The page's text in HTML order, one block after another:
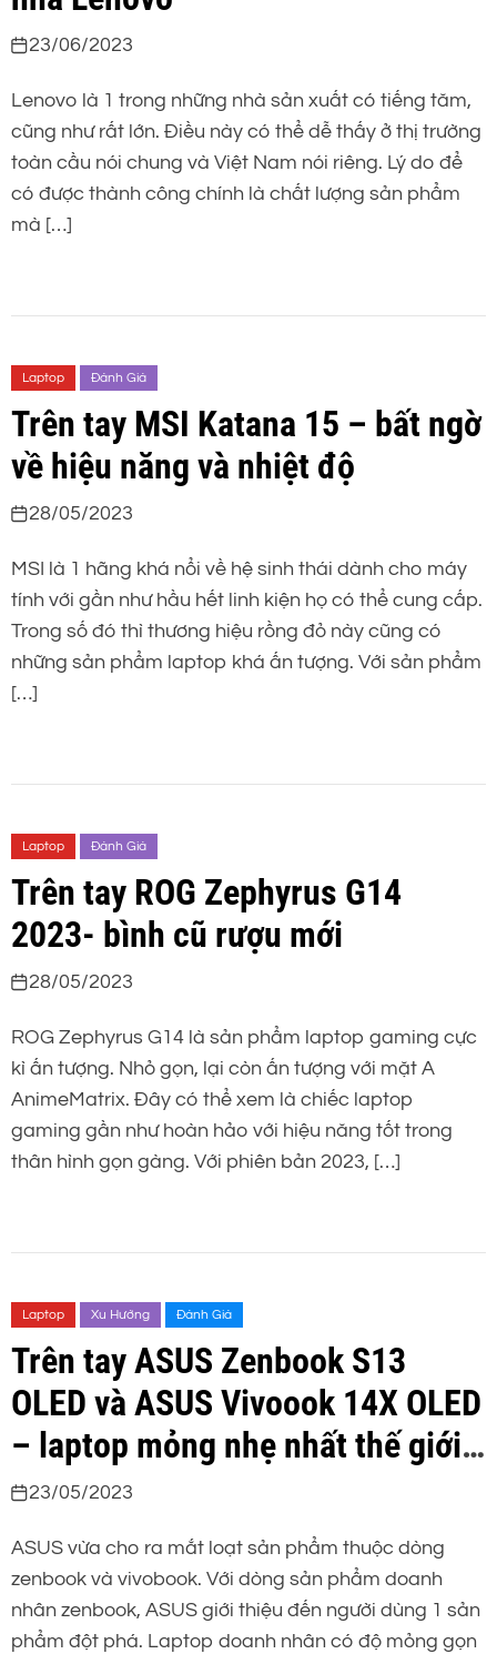
23/06/2023
Lenovo là 1 trong những nhà sản xuất có tiếng tăm,
cũng như rất lớn. Điều này có thể dễ thấy ở thị trường
toàn cầu nói chung và Việt Nam nói riêng. Lý do để
có được thành công chính là chất lượng sản phẩm
mà […]
Laptop Đánh Giá
Trên tay MSI Katana 15 – bất ngờ
về hiệu năng và nhiệt độ
28/05/2023
MSI là 1 hãng khá nổi về hệ sinh thái dành cho máy
tính với gần như hầu hết linh kiện họ có thể cung cấp.
Trong số đó thì thương hiệu rồng đỏ này cũng có
những sản phẩm laptop khá ấn tượng. Với sản phẩm
[…]
Laptop Đánh Giá
Trên tay ROG Zephyrus G14
2023- bình cũ rượu mới
28/05/2023
ROG Zephyrus G14 là sản phẩm laptop gaming cực
kì ấn tượng. Nhỏ gọn, lại còn ấn tượng với mặt A
AnimeMatrix. Đây có thể xem là chiếc laptop
gaming gần như hoàn hảo với hiệu năng tốt trong
thân hình gọn gàng. Với phiên bản 2023, […]
Laptop Xu Hướng Đánh Giá
Trên tay ASUS Zenbook S13
OLED và ASUS Vivoook 14X OLED
– laptop mỏng nhẹ nhất thế giới
và laptop đồ hoạ dành cho sinh
viên sẽ có gì ?
23/05/2023
ASUS vừa cho ra mắt loạt sản phẩm thuộc dòng
zenbook và vivobook. Với dòng sản phẩm doanh
nhân zenbook, ASUS giới thiệu đến người dùng 1 sản
phẩm đột phá. Laptop doanh nhân có độ mỏng gọn